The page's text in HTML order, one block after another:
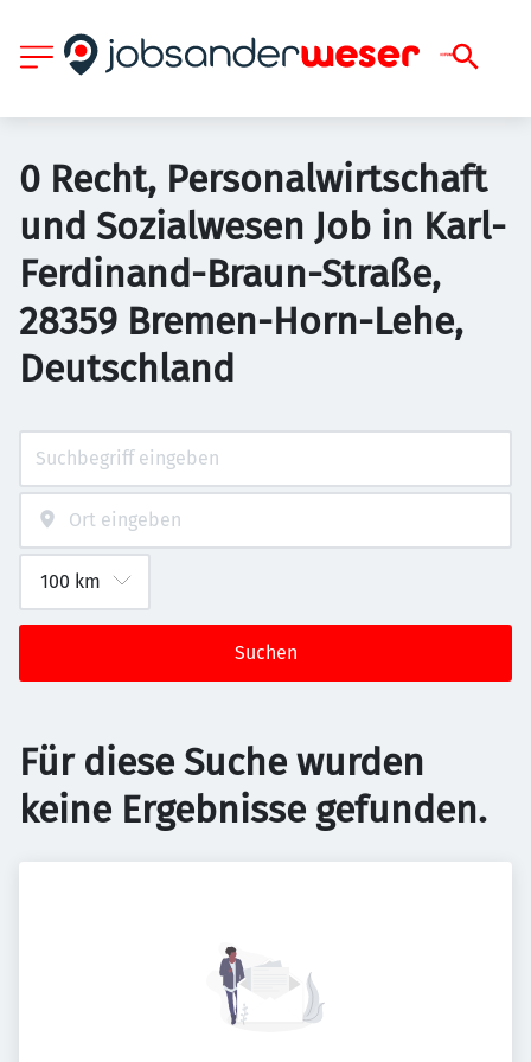
0 Recht, Personalwirtschaft
und Sozialwesen Job in Karl-
Ferdinand-Braun-Straße,
28359 Bremen-Horn-Lehe,
Deutschland
Suchen
Für diese Suche wurden
keine Ergebnisse gefunden.